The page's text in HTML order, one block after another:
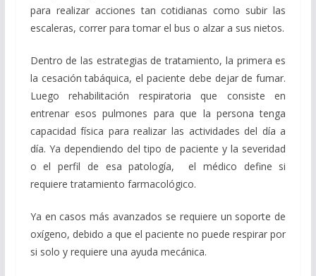
para realizar acciones tan cotidianas como subir las
escaleras, correr para tomar el bus o alzar a sus nietos.
Dentro de las estrategias de tratamiento, la primera es
la cesación tabáquica, el paciente debe dejar de fumar.
Luego rehabilitación respiratoria que consiste en
entrenar esos pulmones para que la persona tenga
capacidad física para realizar las actividades del día a
día. Ya dependiendo del tipo de paciente y la severidad
o el perfil de esa patología, el médico define si
requiere tratamiento farmacológico.
Ya en casos más avanzados se requiere un soporte de
oxígeno, debido a que el paciente no puede respirar por
si solo y requiere una ayuda mecánica.